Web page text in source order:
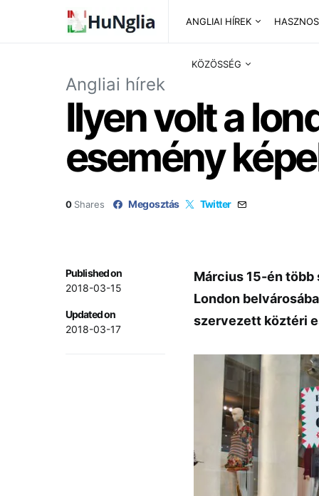
ANGLIAI HÍREK
KÖZÖSSÉG
Angliai hírek
Ilyen volt a
esemény
0 Shares Megosztás Twitter
Published on
2018-03-15
Updated on
2018-03-17
Március 15-én több
London
szervezett köztéri